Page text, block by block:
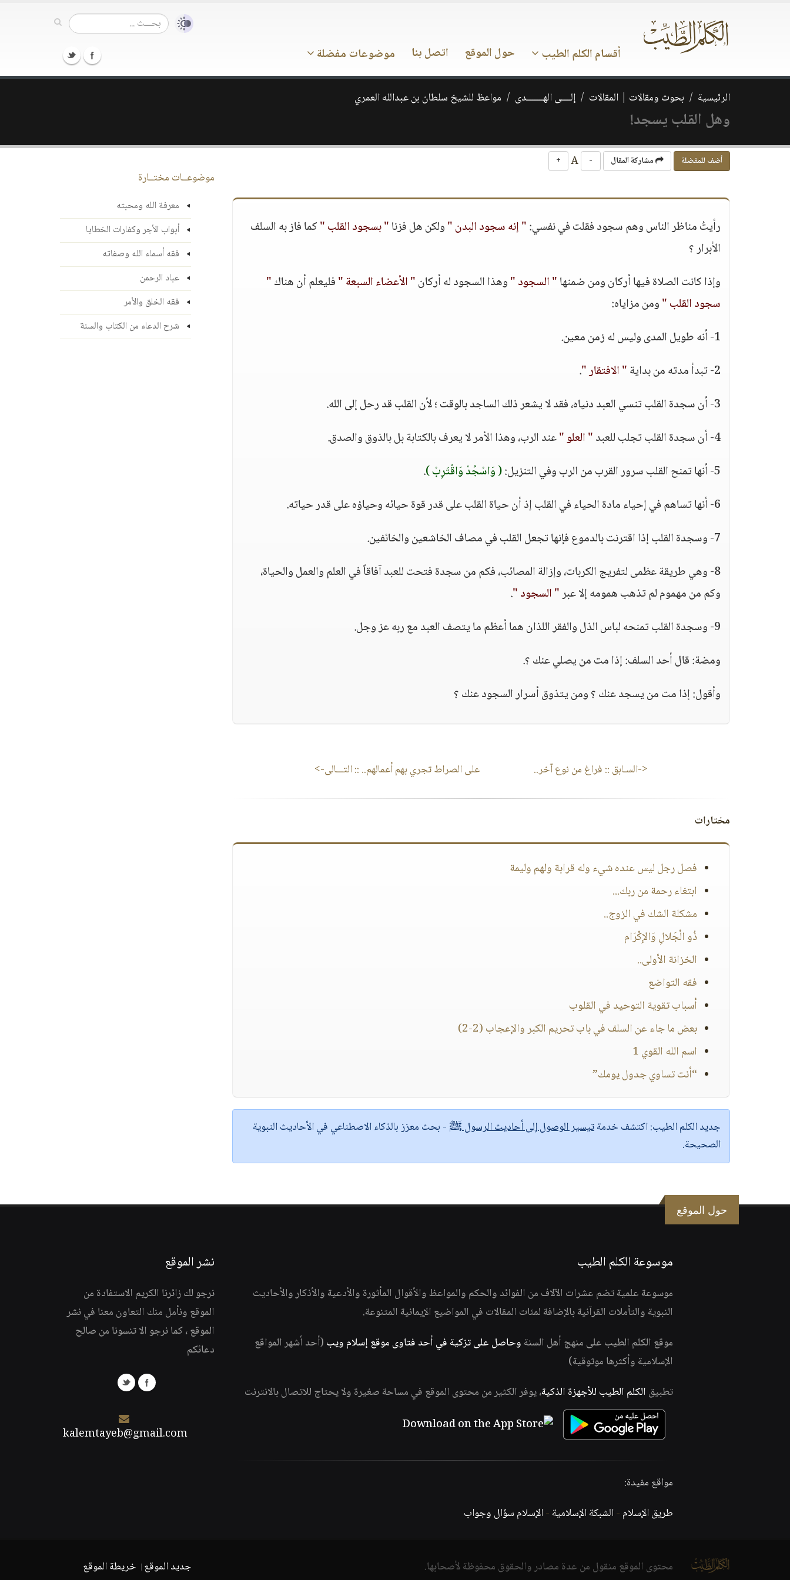
أقسام الكلم الطيب حول الموقع اتصل بنا موضوعات مفضلة
الرئيسية بحوث ومقالات | المقالات إلــــى الهـــــــدى مواعظ للشيخ سلطان بن عبدالله العمري
وهل القلب يسجد!
أضف للمفضلة مشاركة المقال -
+
رأيتُ مناظر الناس وهم سجود فقلت في نفسي:" إنه سجود البدن "ولكن هل فزنا" بسجود القلب "كما فاز به السلف
الأبرار ؟
وإذا كانت الصلاة فيها أركان ومن ضمنها" السجود "وهذا السجود له أركان" الأعضاء السبعة "فليعلم أن هناك"
سجود القلب "ومن مزاياه:
1- أنه طويل المدى وليس له زمن معين.
2- تبدأ مدته من بداية
" الافتقار ".
3- أن سجدة القلب تنسي العبد دنياه، فقد لا يشعر ذلك الساجد بالوقت ؛ لأن القلب قد رحل إلى الله.
4- أن سجدة القلب تجلب للعبد
" العلو "عند الرب، وهذا الأمر لا يعرف بالكتابة بل بالذوق والصدق.
5- أنها تمنح القلب سرور القرب من الرب وفي التنزيل:
( وَاسْجُدْ وَاقْتَرِبْ ).
6- أنها تساهم في إحياء مادة الحياء في القلب إذ أن حياة القلب على قدر قوة حيائه وحياؤه على قدر حياته.
7- وسجدة القلب إذا اقترنت بالدموع فإنها تجعل القلب في مصاف الخاشعين والخائفين.
8- وهي طريقة عظمى لتفريج الكربات، وإزالة المصائب، فكم من سجدة فتحت للعبد آفاقاً في العلم والعمل والحياة،
وكم من مهموم لم تذهب همومه إلا عبر" السجود ".
9- وسجدة القلب تمنحه لباس الذل والفقر اللذان هما أعظم ما يتصف العبد مع ربه عز وجل.
ومضة: قال أحد السلف: إذا مت من يصلي عنك ؟.
وأقول: إذا مت من يسجد عنك ؟ ومن يتذوق أسرار السجود عنك ؟
<-السـابق :: فراغ من نوع آخر.. على الصراط تجري بهم أعمالهم.. :: التـــالى->
مختارات
فصل رجل ليس عنده شيء وله قرابة ولهم وليمة
ابتغاء رحمة من ربك...
مشكلة الشك في الزوج..
ذُو الْجَلالِ وَالإِكْرَام
الخزانة الأولى..
فقه التواضع
أسباب تقوية التوحيد في القلوب
بعض ما جاء عن السلف في باب تحريم الكبر والإعجاب (2-2)
اسم الله القوي 1
“أنت تساوي جدول يومك”
جديد الكلم الطيب:اكتشف خدمةتيسير الوصول إلى أحاديث الرسول ﷺ - بحث معزز بالذكاء الاصطناعي في الأحاديث النبوية
الصحيحة.
موضوعــات مختــارة
معرفة الله ومحبته
أبواب الأجر وكفارات الخطايا
فقه أسماء الله وصفاته
عباد الرحمن
فقه الخلق والأمر
شرح الدعاء من الكتاب والسنة
حول الموقع
موسوعة الكلم الطيب
موسوعة علمية تضم عشرات الآلاف من الفوائد والحكم والمواعظ والأقوال المأثورة والأدعية والأذكار والأحاديث
النبوية والتأملات القرآنية بالإضافة لمئات المقالات في المواضيع الإيمانية المتنوعة.
موقع الكلم الطيب على منهج أهل السنة وحاصل على تزكية في أحد فتاوى موقع إسلام ويب (أحد أشهر المواقع
الإسلامية وأكثرها موثوقية)
تطبيق الكلم الطيب للأجهزة الذكية، يوفر الكثير من محتوى الموقع في مساحة صغيرة ولا يحتاج للاتصال بالانترنت
مواقع مفيدة:
طريق الإسلام -الشبكة الإسلامية -الإسلام سؤال وجواب
نشر الموقع
نرجو لك زائرنا الكريم الاستفادة من
الموقع ونأمل منك التعاون معنا في نشر
الموقع ، كما نرجو الا تنسونا من صالح
دعائكم
kalemtayeb@gmail.com
محتوى الموقع منقول من عدة مصادر والحقوق محفوظة لأصحابها. جديد الموقع خريطة الموقع